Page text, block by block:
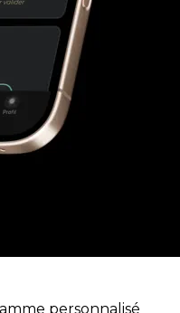
personnalisé